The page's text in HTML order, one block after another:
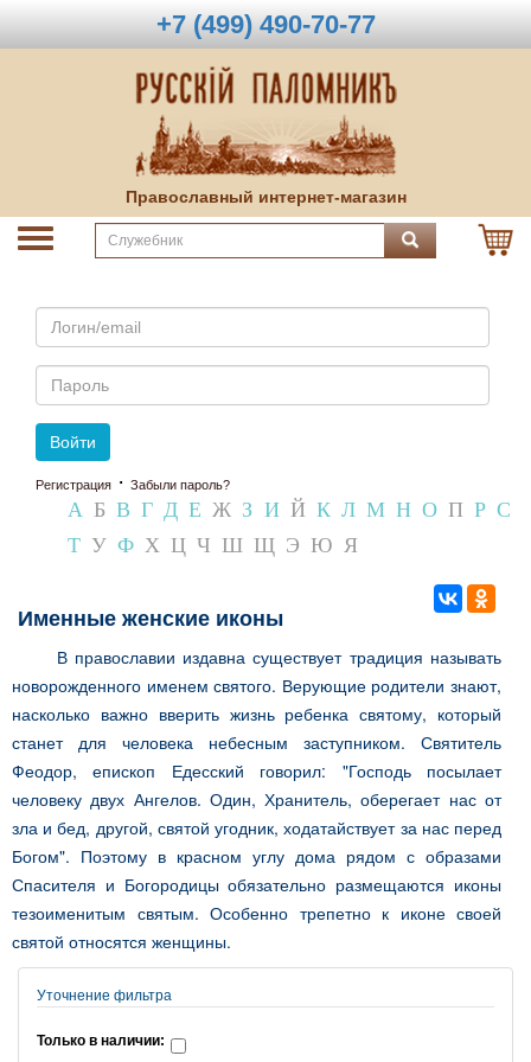
+7 (499) 490-70-77
Православный интернет-магазин
Email
Пароль
Войти
Регистрация · Забыли пароль?
А Б В Г Д Е Ж З И Й К Л М Н О П Р С
Т У Ф Х Ц Ч Ш Щ Э Ю Я
Именные женские иконы
В православии издавна существует традиция называть
новорожденного именем святого. Верующие родители знают,
насколько важно вверить жизнь ребенка святому, который
станет для человека небесным заступником. Святитель
Феодор, епископ Едесский говорил: "Господь посылает
человеку двух Ангелов. Один, Хранитель, оберегает нас от
зла и бед, другой, святой угодник, ходатайствует за нас перед
Богом". Поэтому в красном углу дома рядом с образами
Спасителя и Богородицы обязательно размещаются иконы
тезоименитым святым. Особенно трепетно к иконе своей
святой относятся женщины.
Уточнение фильтра
Только в наличии: